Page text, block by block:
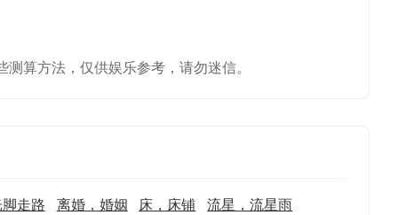
算方法，仅供娱乐参考，请勿迷信。
走路 离婚，婚姻 床，床铺
流星，流星雨